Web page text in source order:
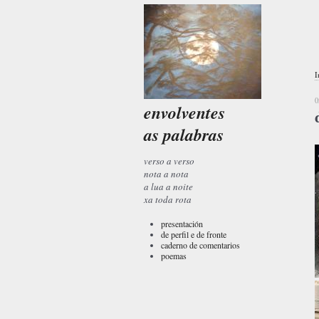
envolventes
as palabras
verso a verso
nota a nota
a lua a noite
xa toda rota
presentación
de perfil e de fronte
caderno de comentarios
poemas